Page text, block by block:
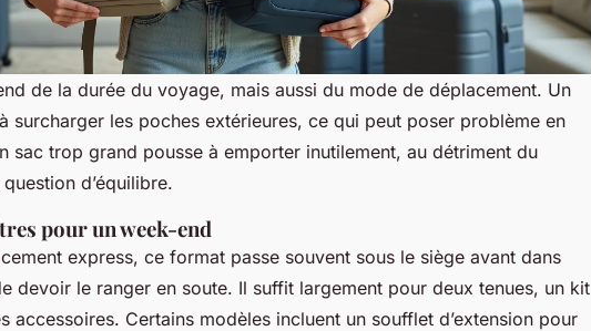
de la durée du voyage, mais aussi du mode de déplacement. Un
surcharger les poches extérieures, ce qui peut poser problème en
sac trop grand pousse à emporter inutilement, au détriment du
d’équilibre.
pour un week-end
express, ce format passe souvent sous le siège avant dans
devoir le ranger en soute. Il suffit largement pour deux tenues, un kit
accessoires. Certains modèles incluent un soufflet d’extension pour